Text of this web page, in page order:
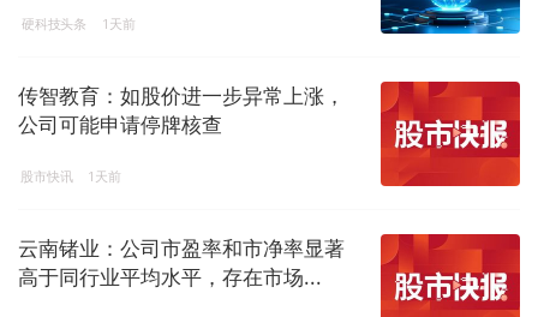
硬科技头条 1天前
传智教育：如股价进一步异常上涨，
公司可能申请停牌核查
股市快讯 1天前
云南锗业：公司市盈率和市净率显著
高于同行业平均水平，存在市场...